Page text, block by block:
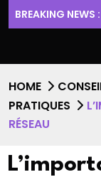
BREAKING NEWS :
et l’accès root
HOME
PRATIQUES
RÉSEAU